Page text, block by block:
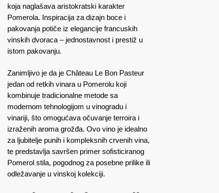
koja naglašava aristokratski karakter
Pomerola. Inspiracija za dizajn boce i
pakovanja potiče iz elegancije francuskih
vinskih dvoraca – jednostavnost i prestiž u
istom pakovanju.
Zanimljivo je da je Château Le Bon Pasteur
jedan od retkih vinara u Pomerolu koji
kombinuje tradicionalne metode sa
modernom tehnologijom u vinogradu i
vinariji, što omogućava očuvanje terroira i
izraženih aroma grožđa. Ovo vino je idealno
za ljubitelje punih i kompleksnih crvenih vina,
te predstavlja savršen primer sofisticiranog
Pomerol stila, pogodnog za posebne prilike ili
odležavanje u vinskoj kolekciji.